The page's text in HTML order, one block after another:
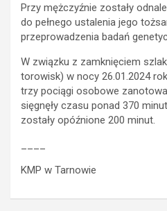
Przy mężczyźnie zostały
do pełnego ustalenia jego
przeprowadzenia badań
W związku z zamknięciem
torowisk) w nocy 26.01.2024
trzy pociągi osobowe
sięgnęły czasu ponad 370
zostały opóźnione 200 minut.
KMP w Tarnowie